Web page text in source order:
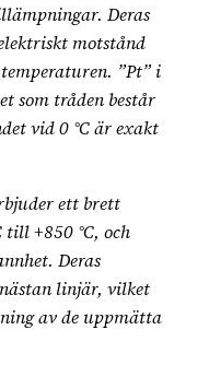
Deras
motstånd
”Pt” i
som tråden består
vid 0 °C är exakt
ett brett
+850 °C, och
Deras
linjär, vilket
av de uppmätta